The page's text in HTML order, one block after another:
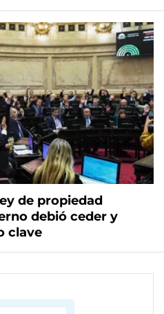
de propiedad
debió ceder y
clave